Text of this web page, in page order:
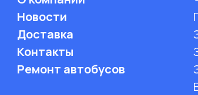
Новости
Доставка
Контакты
Ремонт автобусов